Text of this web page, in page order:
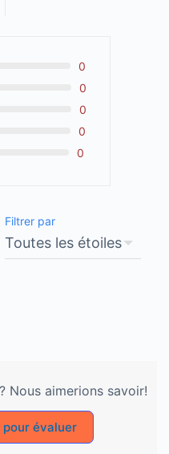
0
0
0
0
0
Filtrer par
Nous aimerions savoir!
évaluer